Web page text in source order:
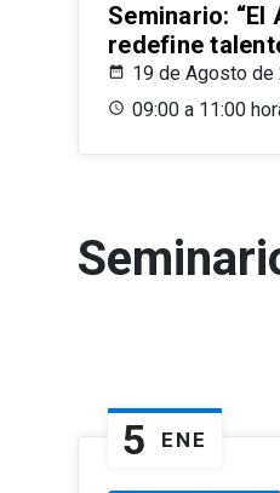
Seminario:
redefine
19 de Agosto de
09:00 a 11:00
5 ENE